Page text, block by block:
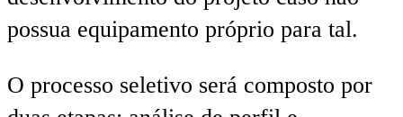
possua equipamento próprio para tal.
O processo seletivo será composto por